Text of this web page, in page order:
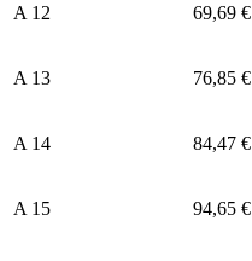
A 12 69,69 €
A 13 76,85 €
A 14 84,47 €
A 15 94,65 €